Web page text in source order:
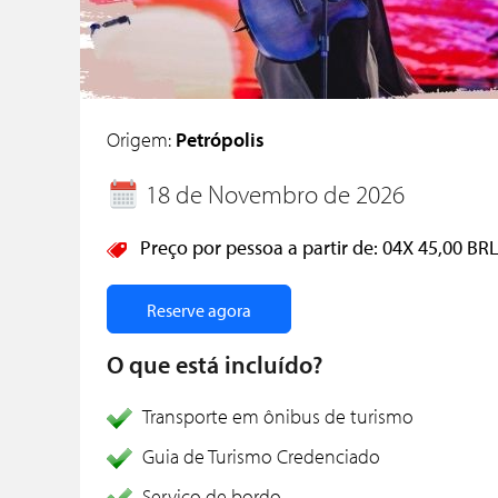
Origem: Petrópolis
18 de Novembro de 2026
Preço por pessoa a partir de: 04X45,00 BRL
Reserve agora
O que está incluído?
Transporte em ônibus de turismo
Guia de Turismo Credenciado